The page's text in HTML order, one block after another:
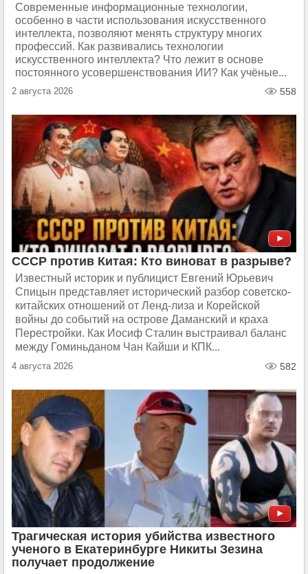
Современные информационные технологии,
особенно в части использования искусственного
интеллекта, позволяют менять структуру многих
профессий. Как развивались технологии
искусственного интеллекта? Что лежит в основе
постоянного усовершенствования ИИ? Как учёные...
2 августа 2026 558
СССР против Китая: Кто виноват в разрыве?
Известный историк и публицист Евгений Юрьевич
Спицын представляет исторический разбор советско-
китайских отношений от Ленд-лиза и Корейской
войны до событий на острове Даманский и краха
Перестройки. Как Иосиф Сталин выстраивал баланс
между Гоминьданом Чан Кайши и КПК...
4 августа 2026 582
Трагическая история убийства известного
ученого в Екатеринбурге Никиты Зезина
получает продолжение